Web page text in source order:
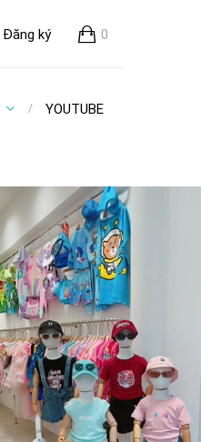
0
Đăng ký
YOUTUBE